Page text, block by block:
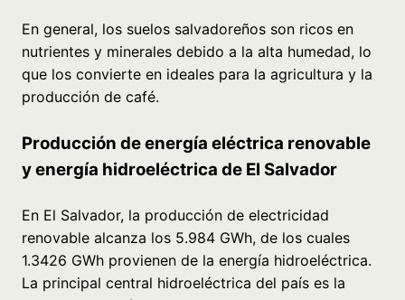
En general, los suelos salvadoreños son ricos en
nutrientes y minerales debido a la alta humedad, lo
que los convierte en ideales para la agricultura y la
producción de café.
Producción de energía eléctrica renovable
y energía hidroeléctrica de El Salvador
En El Salvador, la producción de electricidad
renovable alcanza los 5.984 GWh, de los cuales
1.3426 GWh provienen de la energía hidroeléctrica.
La principal central hidroeléctrica del país es la